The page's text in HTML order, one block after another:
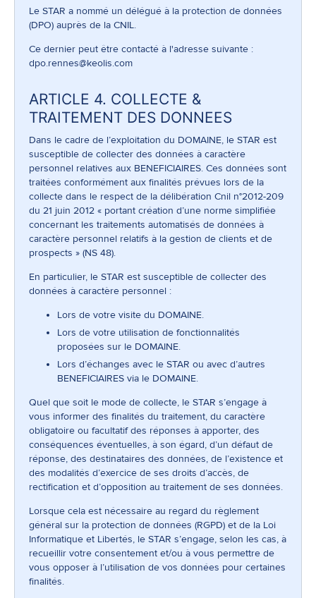
Le STAR a nommé un délégué à la protection de données
(DPO) auprès de la CNIL.
Ce dernier peut être contacté à l'adresse suivante :
dpo.rennes@keolis.com
ARTICLE 4. COLLECTE &
TRAITEMENT DES DONNEES
Dans le cadre de l’exploitation du DOMAINE, le STAR est
susceptible de collecter des données à caractère
personnel relatives aux BENEFICIAIRES. Ces données sont
traitées conformément aux finalités prévues lors de la
collecte dans le respect de la délibération Cnil n°2012-209
du 21 juin 2012 « portant création d’une norme simplifiée
concernant les traitements automatisés de données à
caractère personnel relatifs à la gestion de clients et de
prospects » (NS 48).
En particulier, le STAR est susceptible de collecter des
données à caractère personnel :
Lors de votre visite du DOMAINE.
Lors de votre utilisation de fonctionnalités
proposées sur le DOMAINE.
Lors d’échanges avec le STAR ou avec d’autres
BENEFICIAIRES via le DOMAINE.
Quel que soit le mode de collecte, le STAR s’engage à
vous informer des finalités du traitement, du caractère
obligatoire ou facultatif des réponses à apporter, des
conséquences éventuelles, à son égard, d’un défaut de
réponse, des destinataires des données, de l’existence et
des modalités d’exercice de ses droits d’accès, de
rectification et d’opposition au traitement de ses données.
Lorsque cela est nécessaire au regard du règlement
général sur la protection de données (RGPD) et de la Loi
Informatique et Libertés, le STAR s’engage, selon les cas, à
recueillir votre consentement et/ou à vous permettre de
vous opposer à l’utilisation de vos données pour certaines
finalités.